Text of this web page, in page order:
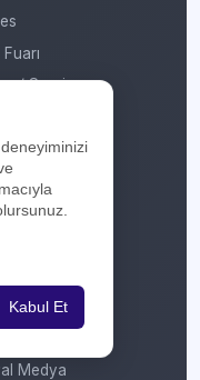
/ Sergi
Ödeme
Ödeme
Günü
Medya
Kabul Et